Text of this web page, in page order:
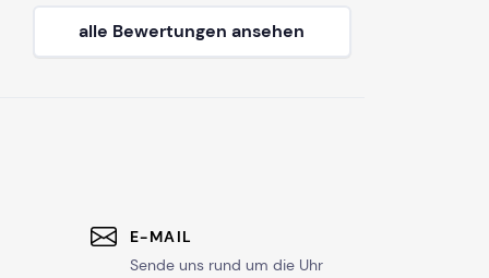
alle Bewertungen ansehen
E-MAIL
Sende uns rund um die Uhr